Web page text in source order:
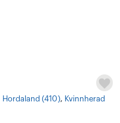
Hordaland (410), Kvinnherad